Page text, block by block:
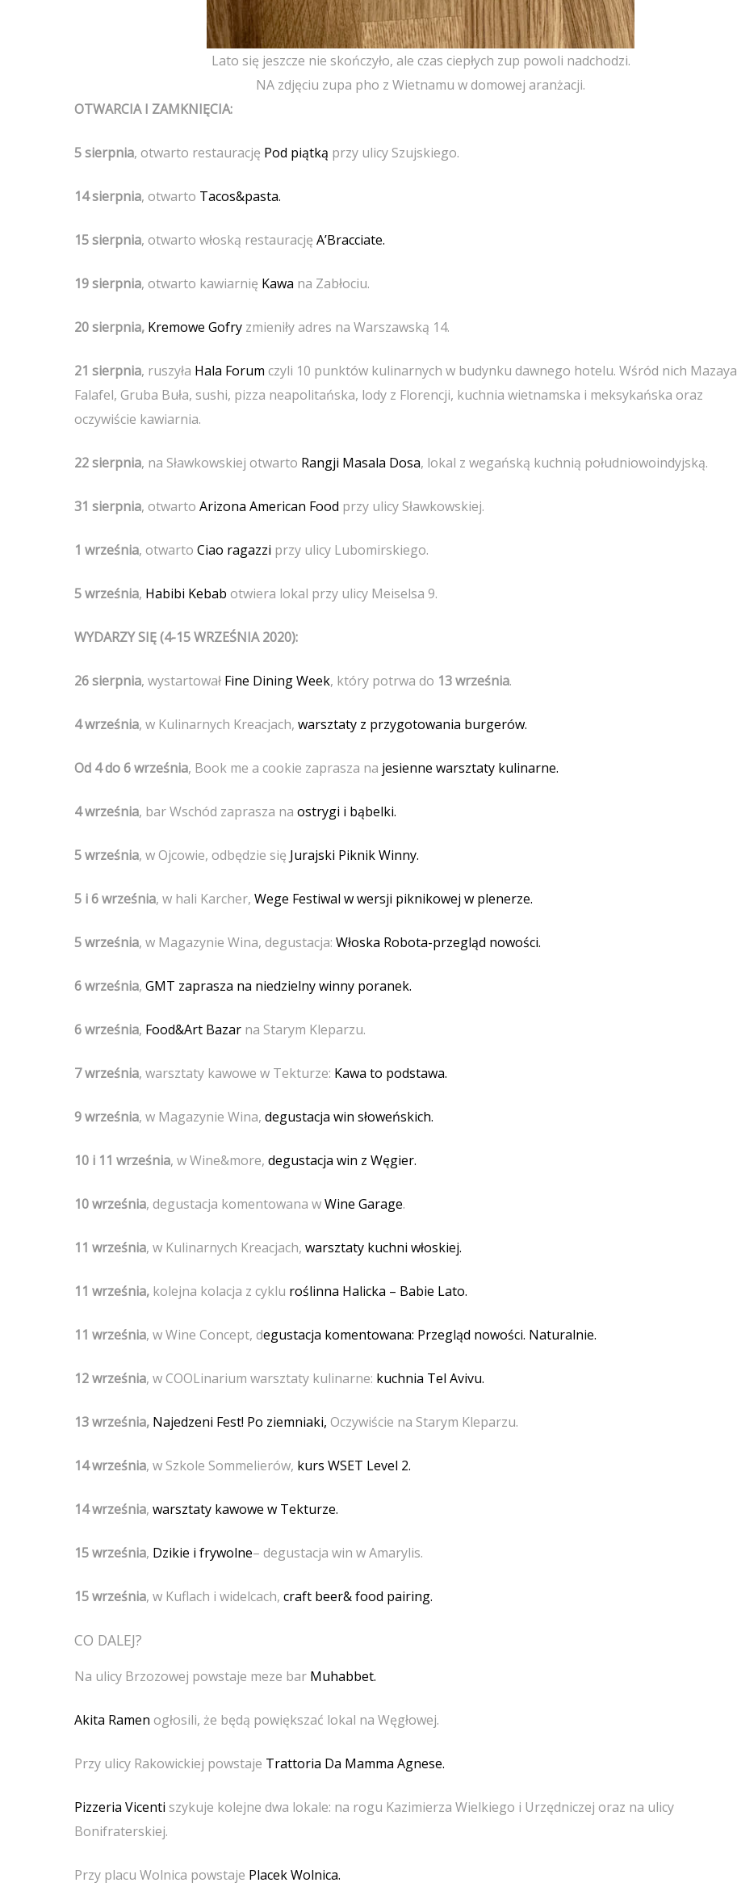
Lato się jeszcze nie skończyło, ale czas ciepłych zup powoli nadchodzi.
NA zdjęciu zupa pho z Wietnamu w domowej aranżacji.
OTWARCIA I ZAMKNIĘCIA:
5 sierpnia, otwarto restaurację Pod piątką przy ulicy Szujskiego.
14 sierpnia, otwarto Tacos&pasta.
15 sierpnia, otwarto włoską restaurację A’Bracciate.
19 sierpnia, otwarto kawiarnię Kawa na Zabłociu.
20 sierpnia, Kremowe Gofry zmieniły adres na Warszawską 14.
21 sierpnia, ruszyła Hala Forum czyli 10 punktów kulinarnych w budynku dawnego hotelu. Wśród nich Mazaya
Falafel, Gruba Buła, sushi, pizza neapolitańska, lody z Florencji, kuchnia wietnamska i meksykańska oraz
oczywiście kawiarnia.
22 sierpnia, na Sławkowskiej otwarto Rangji Masala Dosa, lokal z wegańską kuchnią południowoindyjską.
31 sierpnia, otwarto Arizona American Food przy ulicy Sławkowskiej.
1 września, otwarto Ciao ragazzi przy ulicy Lubomirskiego.
5 września, Habibi Kebab otwiera lokal przy ulicy Meiselsa 9.
WYDARZY SIĘ (4-15 WRZEŚNIA 2020):
26 sierpnia, wystartował Fine Dining Week, który potrwa do 13 września.
4 września, w Kulinarnych Kreacjach, warsztaty z przygotowania burgerów.
Od 4 do 6 września, Book me a cookie zaprasza na jesienne warsztaty kulinarne.
4 września, bar Wschód zaprasza na ostrygi i bąbelki.
5 września, w Ojcowie, odbędzie się Jurajski Piknik Winny.
5 i 6 września, w hali Karcher, Wege Festiwal w wersji piknikowej w plenerze.
5 września, w Magazynie Wina, degustacja: Włoska Robota-przegląd nowości.
6 września, GMT zaprasza na niedzielny winny poranek.
6 września, Food&Art Bazar na Starym Kleparzu.
7 września, warsztaty kawowe w Tekturze: Kawa to podstawa.
9 września, w Magazynie Wina, degustacja win słoweńskich.
10 i 11 września, w Wine&more, degustacja win z Węgier.
10 września, degustacja komentowana wWine Garage.
11 września, w Kulinarnych Kreacjach, warsztaty kuchni włoskiej.
11 września, kolejna kolacja z cyklu roślinna Halicka – Babie Lato.
11 września, w Wine Concept, degustacja komentowana: Przegląd nowości. Naturalnie.
12 września, w COOLinarium warsztaty kulinarne: kuchnia Tel Avivu.
13 września, Najedzeni Fest! Po ziemniaki, Oczywiście na Starym Kleparzu.
14 września, w Szkole Sommelierów, kurs WSET Level 2.
14 września, warsztaty kawowe w Tekturze.
15 września, Dzikie i frywolne– degustacja win w Amarylis.
15 września, w Kuflach i widelcach, craft beer& food pairing.
CO DALEJ?
Na ulicy Brzozowej powstaje meze bar Muhabbet.
Akita Ramen ogłosili, że będą powiększać lokal na Węgłowej.
Przy ulicy Rakowickiej powstaje Trattoria Da Mamma Agnese.
Pizzeria Vicenti szykuje kolejne dwa lokale: na rogu Kazimierza Wielkiego i Urzędniczej oraz na ulicy
Bonifraterskiej.
Przy placu Wolnica powstaje Placek Wolnica.